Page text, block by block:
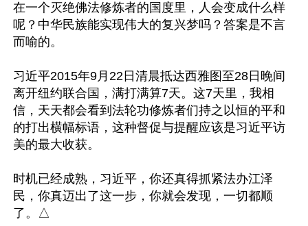
在一个灭绝佛法修炼者的国度里，人会变成什么样
呢？中华民族能实现伟大的复兴梦吗？答案是不言
而喻的。
习近平2015年9月22日清晨抵达西雅图至28日晚间
离开纽约联合国，满打满算7天。这7天里，我相
信，天天都会看到法轮功修炼者们持之以恒的平和
的打出横幅标语，这种督促与提醒应该是习近平访
美的最大收获。
时机已经成熟，习近平，你还真得抓紧法办江泽
民，你真迈出了这一步，你就会发现，一切都顺
了。△